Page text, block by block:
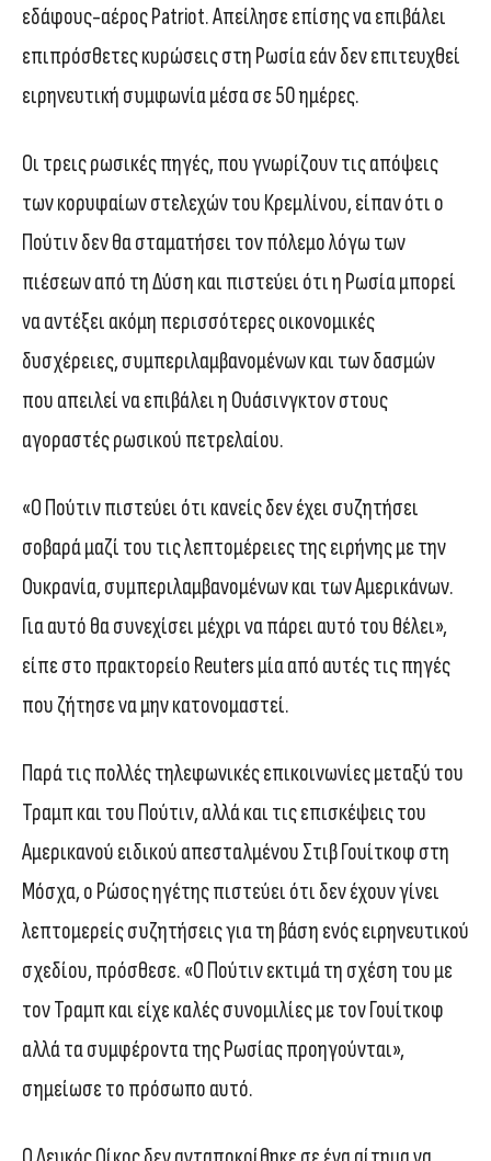
εδάφους-αέρος Patriot. Απείλησε επίσης να επιβάλει
επιπρόσθετες κυρώσεις στη Ρωσία εάν δεν επιτευχθεί
ειρηνευτική συμφωνία μέσα σε 50 ημέρες.
Οι τρεις ρωσικές πηγές, που γνωρίζουν τις απόψεις
των κορυφαίων στελεχών του Κρεμλίνου, είπαν ότι ο
Πούτιν δεν θα σταματήσει τον πόλεμο λόγω των
πιέσεων από τη Δύση και πιστεύει ότι η Ρωσία μπορεί
να αντέξει ακόμη περισσότερες οικονομικές
δυσχέρειες, συμπεριλαμβανομένων και των δασμών
που απειλεί να επιβάλει η Ουάσινγκτον στους
αγοραστές ρωσικού πετρελαίου.
«Ο Πούτιν πιστεύει ότι κανείς δεν έχει συζητήσει
σοβαρά μαζί του τις λεπτομέρειες της ειρήνης με την
Ουκρανία, συμπεριλαμβανομένων και των Αμερικάνων.
Για αυτό θα συνεχίσει μέχρι να πάρει αυτό του θέλει»,
είπε στο πρακτορείο Reuters μία από αυτές τις πηγές
που ζήτησε να μην κατονομαστεί.
Παρά τις πολλές τηλεφωνικές επικοινωνίες μεταξύ του
Τραμπ και του Πούτιν, αλλά και τις επισκέψεις του
Αμερικανού ειδικού απεσταλμένου Στιβ Γουίτκοφ στη
Μόσχα, ο Ρώσος ηγέτης πιστεύει ότι δεν έχουν γίνει
λεπτομερείς συζητήσεις για τη βάση ενός ειρηνευτικού
σχεδίου, πρόσθεσε. «Ο Πούτιν εκτιμά τη σχέση του με
τον Τραμπ και είχε καλές συνομιλίες με τον Γουίτκοφ
αλλά τα συμφέροντα της Ρωσίας προηγούνται»,
σημείωσε το πρόσωπο αυτό.